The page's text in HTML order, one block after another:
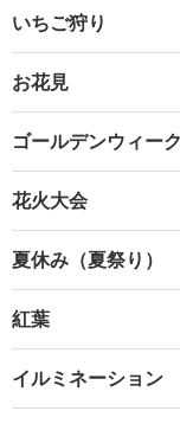
いちご狩り
お花見
ゴールデンウィーク
花火大会
夏休み（夏祭り）
紅葉
イルミネーション